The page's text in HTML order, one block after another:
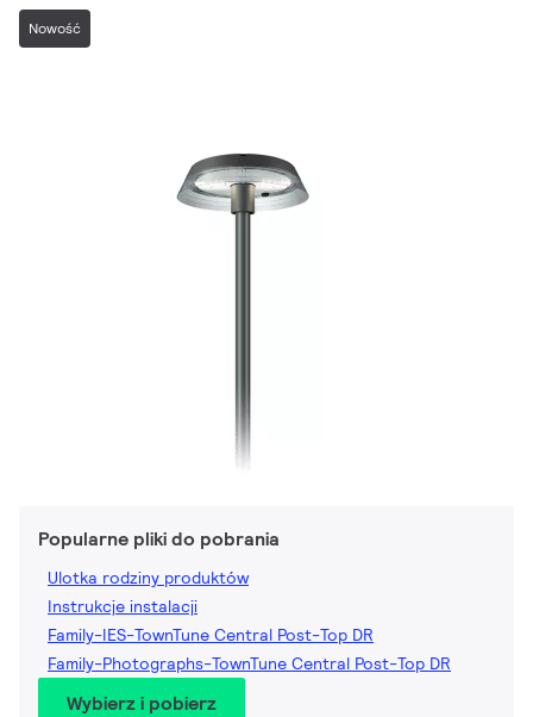
Nowość
Popularne pliki do pobrania
Ulotka rodziny produktów
Instrukcje instalacji
Family-IES-TownTune Central Post-Top DR
Family-Photographs-TownTune Central Post-Top DR
Wybierz i pobierz